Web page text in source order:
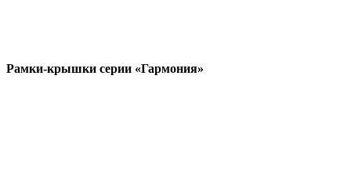
Рамки-крышки серии «Гармония»